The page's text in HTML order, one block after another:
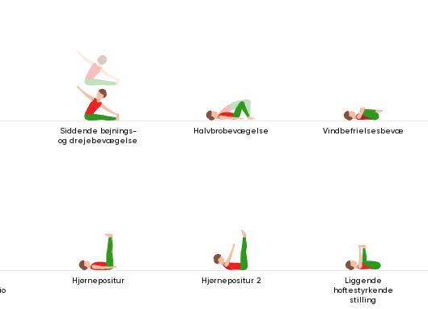
Siddende bøjnings-
og drejebevægelse
Halvbrobevægelse Vindbefrielsesbevægelsen
Hjørnepositur Hjørnepositur 2
Liggende
hoftestyrkende
stilling